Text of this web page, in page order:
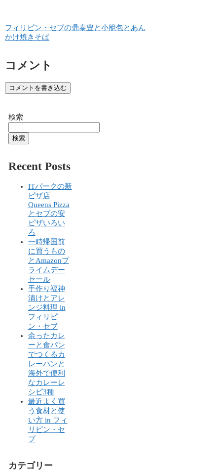
フィリピン・セブの鼎泰豊と小籠包とあん
かけ焼きそば
コメント
コメントを書き込む
検索
検索
Recent Posts
ITパークの新
ピザ店
Queens Pizza
とセブの安
ピザいろい
ろ
一時帰国前
に買うもの
とAmazonプ
ライムデー
セール
手作り福神
漬けとアレ
ンジ料理 in
フィリピ
ン・セブ
余ったカレ
ーと食パン
でつくるカ
レーパンと
海外で便利
なカレーレ
シピ3種
最近よく買
う食材と使
い方 in フィ
リピン・セ
ブ
カテゴリー